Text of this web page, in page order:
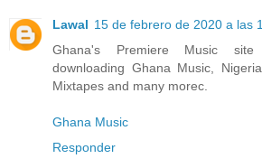
Lawal 15 de febrero de 2020 a las
Ghana's Premiere Music
downloading Ghana Music,
Mixtapes and many morec.
Ghana Music
Responder